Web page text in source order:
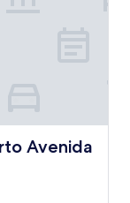
Avenida
Velazquez